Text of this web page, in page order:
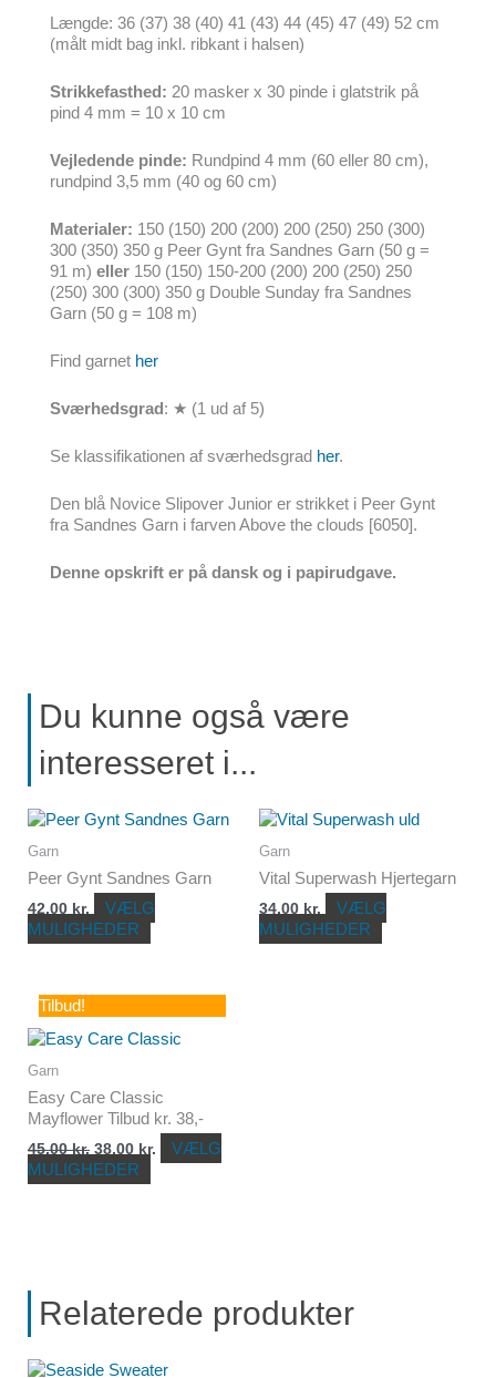
Længde: 36 (37) 38 (40) 41 (43) 44 (45) 47 (49) 52 cm
(målt midt bag inkl. ribkant i halsen)
Strikkefasthed: 20 masker x 30 pinde i glatstrik på
pind 4 mm = 10 x 10 cm
Vejledende pinde: Rundpind 4 mm (60 eller 80 cm),
rundpind 3,5 mm (40 og 60 cm)
Materialer: 150 (150) 200 (200) 200 (250) 250 (300)
300 (350) 350 g Peer Gynt fra Sandnes Garn (50 g =
91 m) eller 150 (150) 150-200 (200) 200 (250) 250
(250) 300 (300) 350 g Double Sunday fra Sandnes
Garn (50 g = 108 m)
Find garnet her
Sværhedsgrad: ★ (1 ud af 5)
Se klassifikationen af sværhedsgrad her.
Den blå Novice Slipover Junior er strikket i Peer Gynt
fra Sandnes Garn i farven Above the clouds [6050].
Denne opskrift er på dansk og i papirudgave.
Du kunne også være
interesseret i...
Garn
Peer Gynt Sandnes Garn
42,00 kr.
VÆLG
MULIGHEDER
Dette
flere
varianter.
Mulighederne
kan
Garn
Vital Superwash Hjertegarn
34,00 kr.
VÆLG
MULIGHEDER
Dette
flere
varianter.
Mulighederne
kan
Tilbud!
Garn
Easy Care Classic
Mayflower Tilbud kr. 38,-
45,00kr.
Den
pris
var:
38,00 kr.
Den
pris
er:
VÆLG
MULIGHEDER
Dette
vare
har
Mulighederne
kan
vælges
på
varesiden
Relaterede produkter